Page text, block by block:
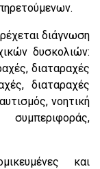
διάγνωση
δυσκολιών:
διαταραχές
διαταραχές
νοητική
και